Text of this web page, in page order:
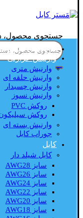
جستجوی محصول،
فروشگاه مستر
وارنیش حرارتی
وارنیش متری
وارنیش حلقه ای
وارنیش چسبدار
وارنیش نسوز
روکش PVC
روکش
وارنیش بسته ای
جوراب کابل
کابل
کابل شیلد دار
سایز AWG28
سایز AWG26
سایز AWG24
سایز AWG22
سایز AWG20
سایز AWG18